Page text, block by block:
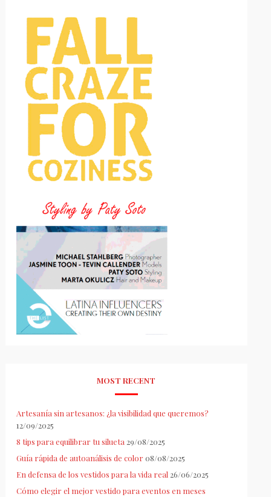
MOST RECENT
Artesanía sin artesanos: ¿la visibilidad que queremos?
12/09/2025
8 tips para equilibrar tu silueta 29/08/2025
Guía rápida de autoanálisis de color 08/08/2025
En defensa de los vestidos para la vida real 26/06/2025
Cómo elegir el mejor vestido para eventos en meses